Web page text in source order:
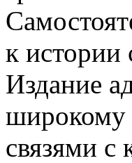
к истории
Издание
широкому
связями с